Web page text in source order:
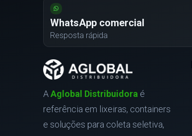
WhatsApp comercial
Resposta rápida
AAglobal Distribuidora é
referência em lixeiras, containers
e soluções para coleta seletiva,